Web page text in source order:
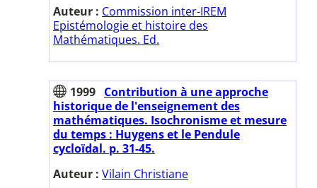
Auteur : Commission inter-IREM
Epistémologie et histoire des
Mathématiques. Ed.
1999 Contribution à une approche
historique de l'enseignement des
mathématiques. Isochronisme et mesure
du temps : Huygens et le Pendule
cycloïdal. p. 31-45.
Auteur : Vilain Christiane